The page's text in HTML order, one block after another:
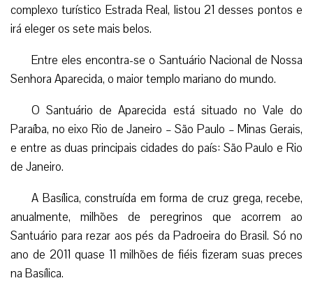
complexo turístico Estrada Real, listou 21 desses pontos e
irá eleger os sete mais belos.
Entre eles encontra-se o Santuário Nacional de Nossa
Senhora Aparecida, o maior templo mariano do mundo.
O Santuário de Aparecida está situado no Vale do
Paraíba, no eixo Rio de Janeiro – São Paulo – Minas Gerais,
e entre as duas principais cidades do país: São Paulo e Rio
de Janeiro.
A Basílica, construída em forma de cruz grega, recebe,
anualmente, milhões de peregrinos que acorrem ao
Santuário para rezar aos pés da Padroeira do Brasil. Só no
ano de 2011 quase 11 milhões de fiéis fizeram suas preces
na Basílica.